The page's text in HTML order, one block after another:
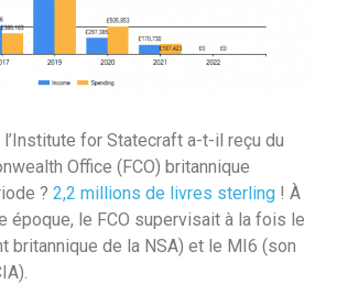
l’Institute for Statecraft a-t-il reçu du
Office (FCO) britannique
? 2,2 millions de livres sterling ! À
époque, le FCO supervisait à la fois le
britannique de la NSA) et le MI6 (son